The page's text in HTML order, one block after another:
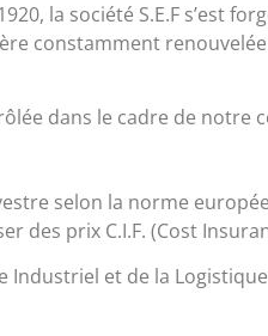
la société S.E.F s’est
constamment
dans le cadre de notre
selon la norme
des prix C.I.F. (Cost
Industriel et de la